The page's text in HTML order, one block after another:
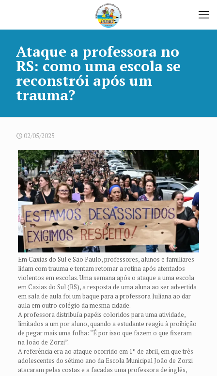
Ataque a professora no
RS: como uma escola se
reconstrói após um
trauma?
02/05/2025
Em Caxias do Sul e São Paulo, professores, alunos e familiares
lidam com trauma e tentam retomar a rotina após atentados
violentos em escolas. Uma semana após o ataque a uma escola
em Caxias do Sul (RS), a resposta de uma aluna ao ser advertida
em sala de aula foi um baque para a professora Juliana ao dar
aula em outro colégio da mesma cidade.
A professora distribuía papéis coloridos para uma atividade,
limitados a um por aluno, quando a estudante reagiu à proibição
de pegar mais uma folha: “É por isso que fazem o que fizeram
na João de Zorzi”.
A referência era ao ataque ocorrido em 1º de abril, em que três
adolescentes do sétimo ano da Escola Municipal João de Zorzi
atacaram pelas costas e a facadas uma professora de inglês,